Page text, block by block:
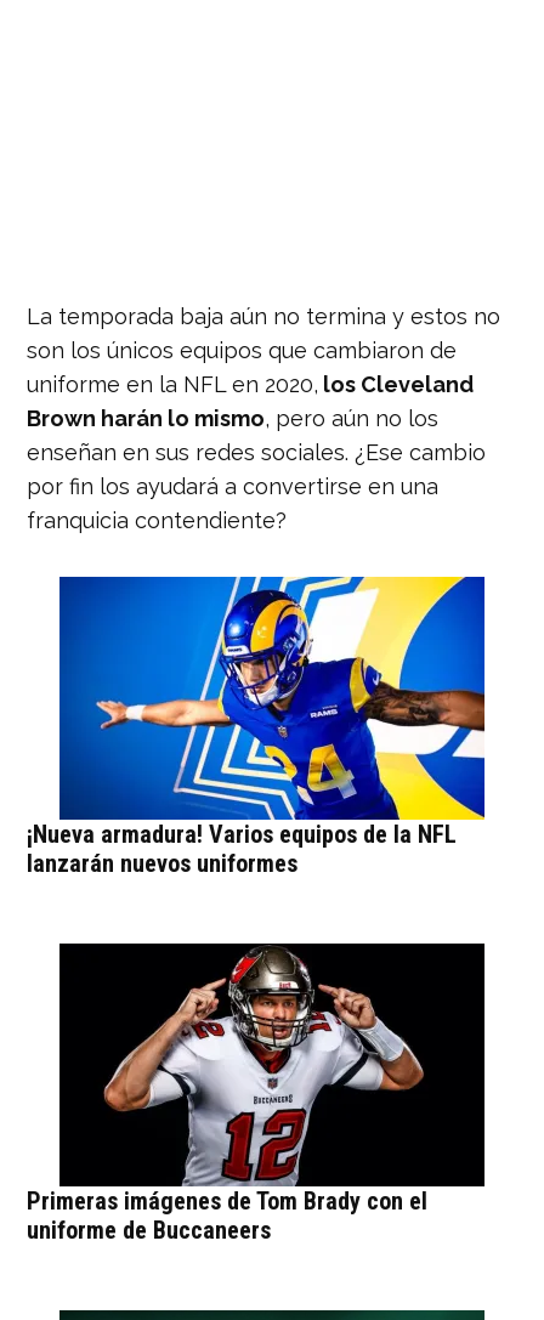
La temporada baja aún no termina y estos no
son los únicos equipos que cambiaron de
uniforme en la NFL en 2020, los Cleveland
Brown harán lo mismo, pero aún no los
enseñan en sus redes sociales. ¿Ese cambio
por fin los ayudará a convertirse en una
franquicia contendiente?
¡Nueva armadura! Varios equipos de la NFL
lanzarán nuevos uniformes
Primeras imágenes de Tom Brady con el
uniforme de Buccaneers